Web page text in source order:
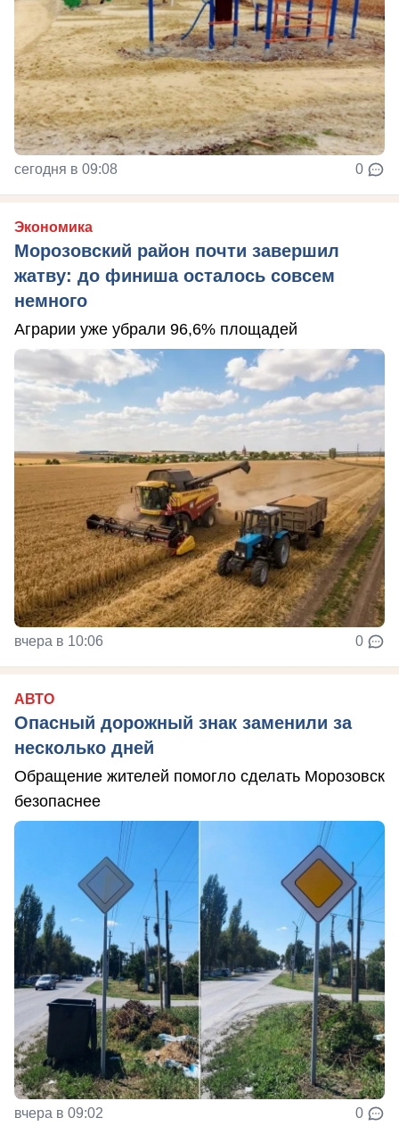
сегодня в 09:08 0
Экономика
Морозовский район почти завершил
жатву: до финиша осталось совсем
немного
Аграрии уже убрали 96,6% площадей
вчера в 10:06 0
АВТО
Опасный дорожный знак заменили за
несколько дней
Обращение жителей помогло сделать Морозовск
безопаснее
вчера в 09:02 0